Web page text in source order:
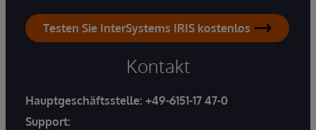
Testen Sie InterSystems IRIS kostenlos
Kontakt
Hauptgeschäftsstelle: +49-6151-17 47-0
Support: